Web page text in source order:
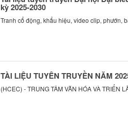
kỳ 2025-2030
Tranh cổ động, khẩu hiệu, video clip, phướn,
TÀI LIỆU TUYÊN TRUYỀN NĂM
(HCEC) - TRUNG TÂM VĂN HÓA VÀ TRIỂN